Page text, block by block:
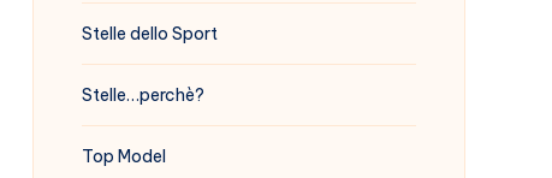
Stelle dello Sport
Stelle…perchè?
Top Model